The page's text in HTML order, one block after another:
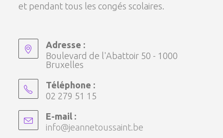
et pendant tous les congés scolaires.
Adresse :
Boulevard de l'Abattoir 50 - 1000
Bruxelles
Téléphone :
02 279 51 15
E-mail :
info@jeannetoussaint.be